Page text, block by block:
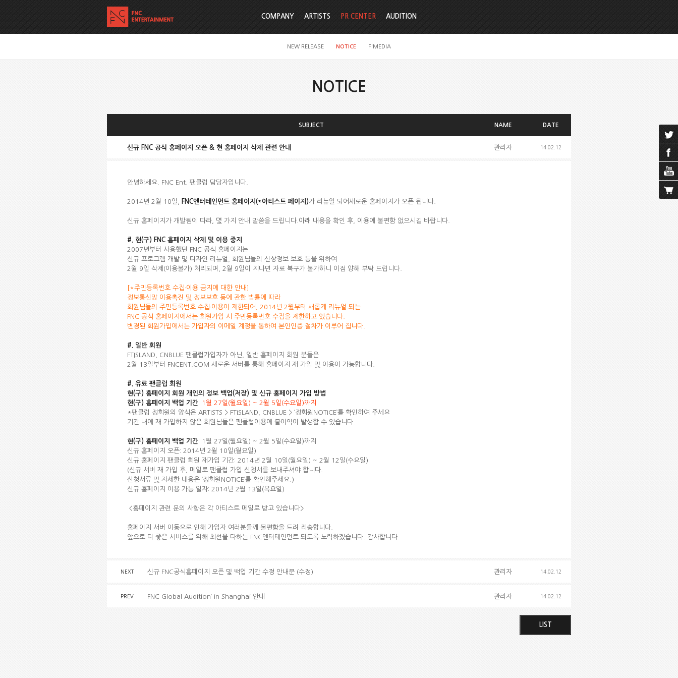
COMPANY ARTISTS PR CENTER
NEW RELEASE NOTICE F'MEDIA
AUDITION
NOTICE
SUBJECT NAME DATE
신규 FNC 공식 홈페이지 오픈 & 현 홈페이지 삭제 관련 안내 관리자 14.02.12
안녕하세요. FNC Ent. 팬클럽 담당자입니다.
2014년 2월 10일, FNC엔터테인먼트 홈페이지(*아티스트 페이지)가 리뉴얼 되어새로운 홈페이지가 오픈 됩니다.
신규 홈페이지가 개발됨에 따라, 몇 가지 안내 말씀을 드립니다.아래 내용을 확인 후, 이용에 불편함 없으시길 바랍니다.
#. 현(구) FNC 홈페이지 삭제 및 이용 중지
2007년부터 사용했던 FNC 공식 홈페이지는
신규 프로그램 개발 및 디자인 리뉴얼, 회원님들의 신상정보 보호 등을 위하여
2월 9일 삭제(이용불가) 처리되며, 2월 9일이 지나면 자료 복구가 불가하니 이점 양해 부탁 드립니다.
[*주민등록번호 수집·이용 금지에 대한 안내]
정보통신망 이용촉진 및 정보보호 등에 관한 법률에 따라
회원님들의 주민등록번호 수집·이용이 제한되어, 2014년 2월부터 새롭게 리뉴얼 되는
FNC 공식 홈페이지에서는 회원가입 시 주민등록번호 수집을 제한하고 있습니다.
변경된 회원가입에서는 가입자의 이메일 계정을 통하여 본인인증 절차가 이루어 집니다.
#. 일반 회원
FTISLAND, CNBLUE 팬클럽가입자가 아닌, 일반 홈페이지 회원 분들은
2월 13일부터 FNCENT.COM 새로운 서버를 통해 홈페이지 재 가입 및 이용이 가능합니다.
#. 유료 팬클럽 회원
현(구) 홈페이지 회원 개인의 정보 백업(저장) 및 신규 홈페이지 가입 방법
현(구) 홈페이지 백업 기간: 1월 27일(월요일) ~ 2월 5일(수요일)까지
*팬클럽 정회원의 양식은 ARTISTS > FTISLAND, CNBLUE > ‘정회원NOTICE’를 확인하여 주세요
기간 내에 재 가입하지 않은 회원님들은 팬클럽이용에 불이익이 발생할 수 있습니다.
현(구) 홈페이지 백업 기간: 1월 27일(월요일) ~ 2월 5일(수요일)까지
신규 홈페이지 오픈: 2014년 2월 10일(월요일)
신규 홈페이지 팬클럽 회원 재가입 기간: 2014년 2월 10일(월요일) ~ 2월 12일(수요일)
(신규 서버 재 가입 후, 메일로 팬클럽 가입 신청서를 보내주셔야 합니다.
신청서류 및 자세한 내용은 ‘정회원NOTICE’를 확인해주세요.)
신규 홈페이지 이용 가능 일자: 2014년 2월 13일(목요일)
<홈페이지 관련 문의 사항은 각 아티스트 메일로 받고 있습니다>
홈페이지 서버 이동으로 인해 가입자 여러분들께 불편함을 드려 죄송합니다.
앞으로 더 좋은 서비스를 위해 최선을 다하는 FNC엔터테인먼트 되도록 노력하겠습니다. 감사합니다.
NEXT 신규 FNC공식홈페이지 오픈 및 백업 기간 수정 안내문 (수정) 관리자 14.02.12
PREV FNC Global Audition’ in Shanghai 안내 관리자 14.02.12
LIST